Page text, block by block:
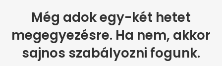
Még adok egy-két hetet
megegyezésre. Ha nem, akkor
sajnos szabályozni fogunk.